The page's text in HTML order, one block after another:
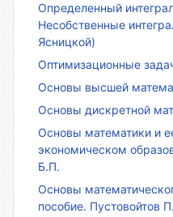
Определенный
Несобственные
Ясницкой)
Оптимизационные
Основы высшей
Основы дискретной
Основы математики и
экономическом
Б.П.
Основы
пособие. Пустовойтов